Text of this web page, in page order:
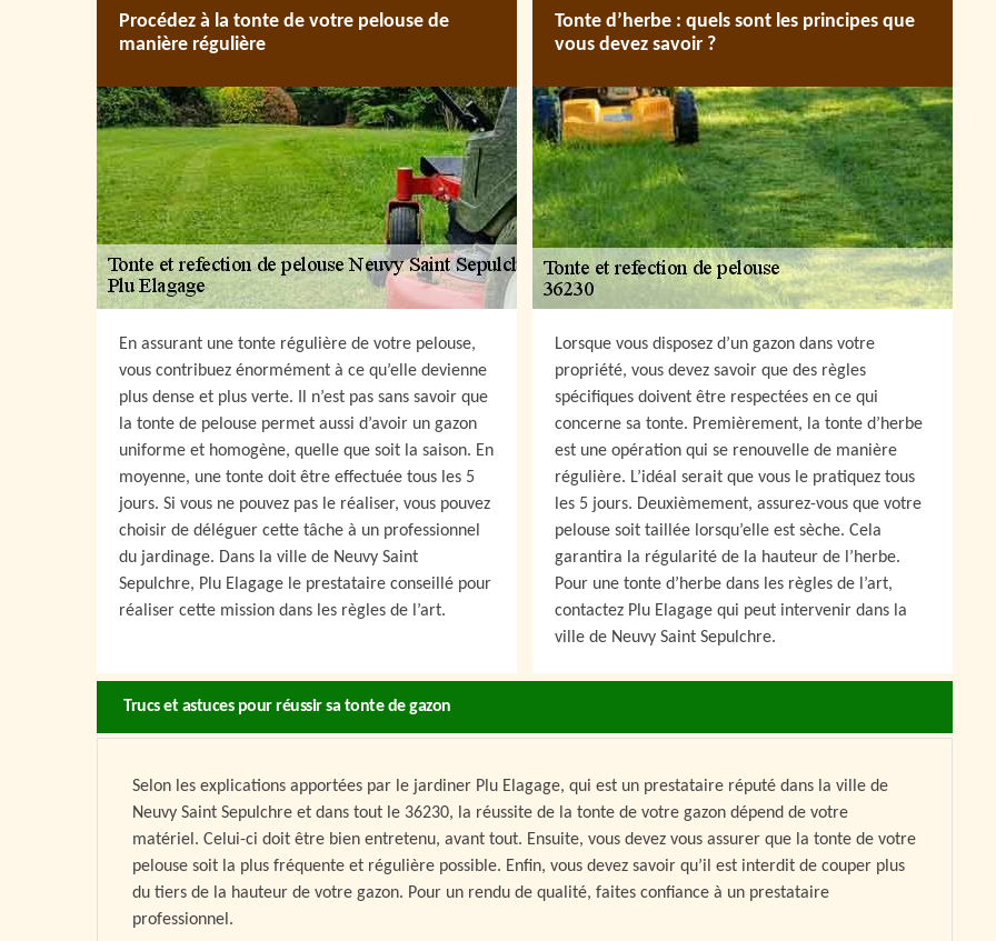
Procédez à la tonte de votre pelouse de
manière régulière
En assurant une tonte régulière de votre pelouse,
vous contribuez énormément à ce qu’elle devienne
plus dense et plus verte. Il n’est pas sans savoir que
la tonte de pelouse permet aussi d’avoir un gazon
uniforme et homogène, quelle que soit la saison. En
moyenne, une tonte doit être effectuée tous les 5
jours. Si vous ne pouvez pas le réaliser, vous pouvez
choisir de déléguer cette tâche à un professionnel
du jardinage. Dans la ville de Neuvy Saint
Sepulchre, Plu Elagage le prestataire conseillé pour
réaliser cette mission dans les règles de l’art.
Tonte d’herbe : quels sont les principes que
vous devez savoir ?
Lorsque vous disposez d’un gazon dans votre
propriété, vous devez savoir que des règles
spécifiques doivent être respectées en ce qui
concerne sa tonte. Premièrement, la tonte d’herbe
est une opération qui se renouvelle de manière
régulière. L’idéal serait que vous le pratiquez tous
les 5 jours. Deuxièmement, assurez-vous que votre
pelouse soit taillée lorsqu’elle est sèche. Cela
garantira la régularité de la hauteur de l’herbe.
Pour une tonte d’herbe dans les règles de l’art,
contactez Plu Elagage qui peut intervenir dans la
ville de Neuvy Saint Sepulchre.
Trucs et astuces pour réussir sa tonte de gazon
Selon les explications apportées par le jardiner Plu Elagage, qui est un prestataire réputé dans la ville de
Neuvy Saint Sepulchre et dans tout le 36230, la réussite de la tonte de votre gazon dépend de votre
matériel. Celui-ci doit être bien entretenu, avant tout. Ensuite, vous devez vous assurer que la tonte de votre
pelouse soit la plus fréquente et régulière possible. Enfin, vous devez savoir qu’il est interdit de couper plus
du tiers de la hauteur de votre gazon. Pour un rendu de qualité, faites confiance à un prestataire
professionnel.